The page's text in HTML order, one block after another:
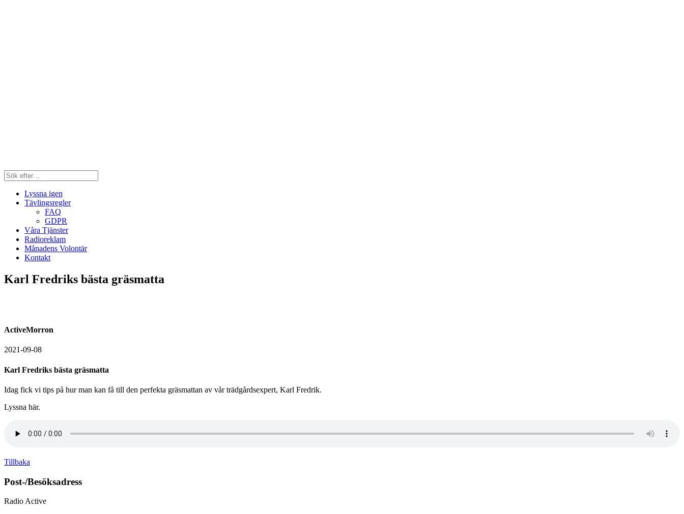
Lyssna igen
Tävlingsregler
FAQ
GDPR
Våra Tjänster
Radioreklam
Månadens Volontär
Kontakt
Karl Fredriks bästa gräsmatta
ActiveMorron
2021-09-08
Karl Fredriks bästa gräsmatta
Idag fick vi tips på hur man kan få till den perfekta gräsmattan av vår trädgårdsexpert, Karl Fredrik.
Lyssna här.
Tillbaka
Post-/Besöksadress
Radio Active